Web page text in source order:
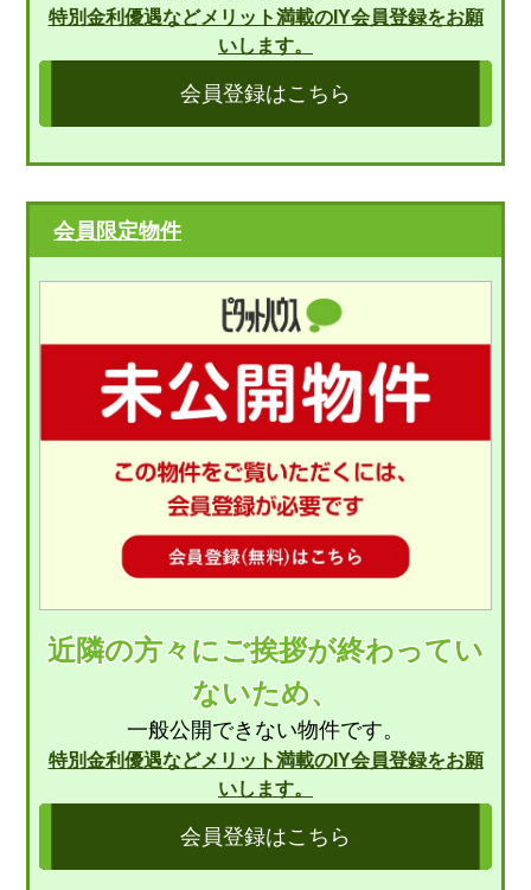
特別金利優遇などメリット満載のIY会員登録をお願
いします。
会員登録はこちら
会員限定物件
近隣の方々にご挨拶が終わってい
ないため、
一般公開できない物件です。
特別金利優遇などメリット満載のIY会員登録をお願
いします。
会員登録はこちら